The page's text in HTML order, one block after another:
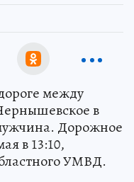
между
в
Дорожное
в 13:10,
УМВД.